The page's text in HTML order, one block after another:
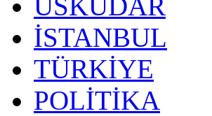
İSTANBUL
TÜRKİYE
POLİTİKA